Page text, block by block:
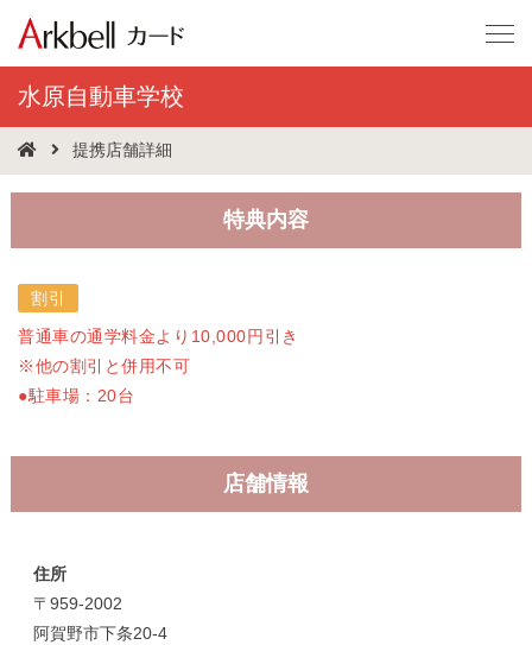
水原自動車学校
提携店舗詳細
特典内容
割引
普通車の通学料金より10,000円引き
※他の割引と併用不可
●駐車場：20台
店舗情報
住所
〒959-2002
阿賀野市下条20-4